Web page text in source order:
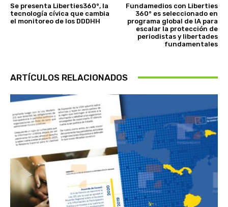
Se presenta Liberties360°, la
tecnología cívica que cambia
el monitoreo de los DDDHH
Fundamedios con Liberties
360° es seleccionado en
programa global de IA para
escalar la protección de
periodistas y libertades
fundamentales
ARTÍCULOS RELACIONADOS